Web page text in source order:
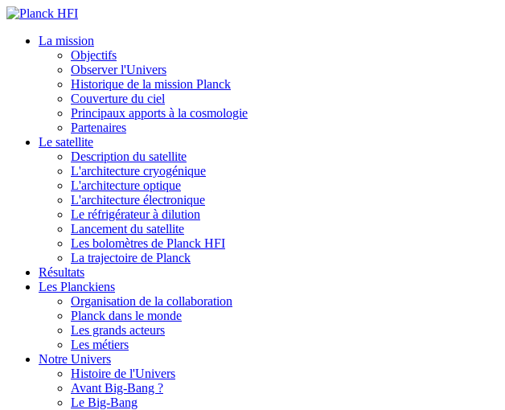
La mission
Objectifs
Observer l'Univers
Historique de la mission Planck
Couverture du ciel
Principaux apports à la cosmologie
Partenaires
Le satellite
Description du satellite
L'architecture cryogénique
L'architecture optique
L'architecture électronique
Le réfrigérateur à dilution
Lancement du satellite
Les bolomètres de Planck HFI
La trajectoire de Planck
Résultats
Les Planckiens
Organisation de la collaboration
Planck dans le monde
Les grands acteurs
Les métiers
Notre Univers
Histoire de l'Univers
Avant Big-Bang ?
Le Big-Bang